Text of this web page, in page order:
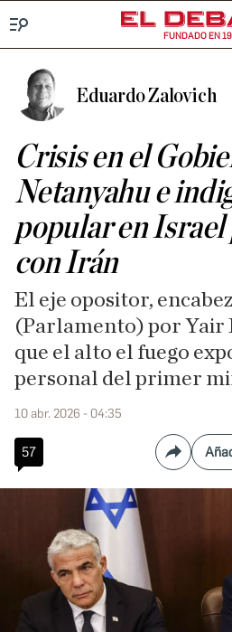
FUNDADO EN
Eduardo Zalovich
Crisis en el
Netanyahu e
popular en Israel
con Irán
El eje opositor,
(Parlamento) por Yair
que el alto el fuego
personal del primer
10 abr. 2026 - 04:35
57